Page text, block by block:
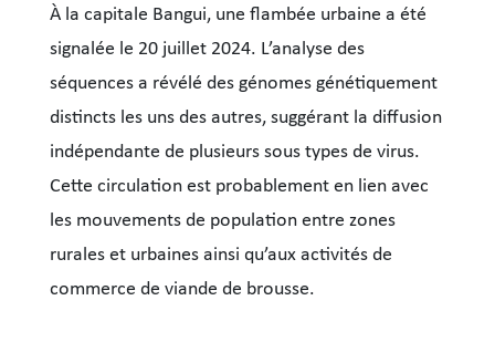
À la capitale Bangui, une flambée urbaine a été
signalée le 20 juillet 2024. L’analyse des
séquences a révélé des génomes génétiquement
distincts les uns des autres, suggérant la diffusion
indépendante de plusieurs sous types de virus.
Cette circulation est probablement en lien avec
les mouvements de population entre zones
rurales et urbaines ainsi qu’aux activités de
commerce de viande de brousse.